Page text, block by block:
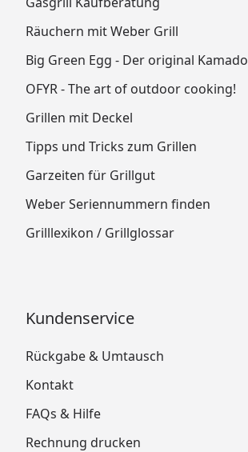
Räuchern mit Weber Grill
Big Green Egg - Der original Kamado
OFYR - The art of outdoor cooking!
Grillen mit Deckel
Tipps und Tricks zum Grillen
Garzeiten für Grillgut
Weber Seriennummern finden
Grilllexikon / Grillglossar
Kundenservice
Rückgabe & Umtausch
Kontakt
FAQs & Hilfe
Rechnung drucken